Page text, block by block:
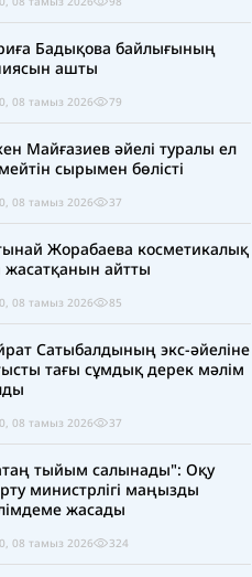
Бадықова байлығының
ашты
08 тамыз 2026 79
Майғазиев әйелі туралы ел
сырымен бөлісті
08 тамыз 2026 37
Жорабаева косметикалық
жасатқанын айтты
08 тамыз 2026 85
Сатыбалдының экс-әйеліне
тағы сұмдық дерек мәлім
08 тамыз 2026 37
тыйым салынады": Оқу
министрлігі маңызды
жасады
08 тамыз 2026 324